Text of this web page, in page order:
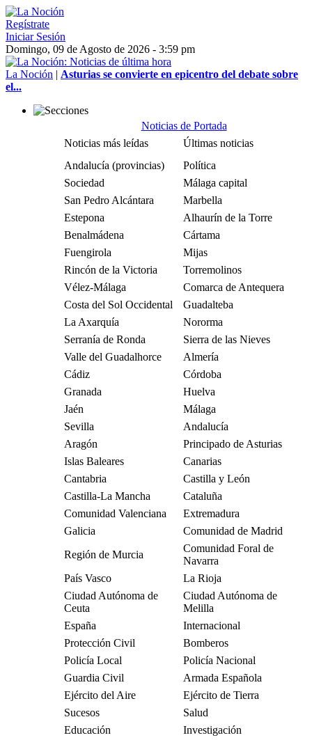
Regístrate
Iniciar Sesión
Domingo, 09 de Agosto de 2026 - 3:59 pm
La Noción | Asturias se convierte en epicentro del debate sobre
el...
Noticias de Portada
Noticias más leídas
Últimas noticias
Andalucía (provincias)
Política
Sociedad
Málaga capital
San Pedro Alcántara
Marbella
Estepona
Alhaurín de la Torre
Benalmádena
Cártama
Fuengirola
Mijas
Rincón de la Victoria
Torremolinos
Vélez-Málaga
Comarca de Antequera
Costa del Sol Occidental
Guadalteba
La Axarquía
Nororma
Serranía de Ronda
Sierra de las Nieves
Valle del Guadalhorce
Almería
Cádiz
Córdoba
Granada
Huelva
Jaén
Málaga
Sevilla
Andalucía
Aragón
Principado de Asturias
Islas Baleares
Canarias
Cantabria
Castilla y León
Castilla-La Mancha
Cataluña
Comunidad Valenciana
Extremadura
Galicia
Comunidad de Madrid
Región de Murcia
Comunidad Foral de
Navarra
País Vasco
La Rioja
Ciudad Autónoma de
Ceuta
Ciudad Autónoma de
Melilla
España
Internacional
Protección Civil
Bomberos
Policía Local
Policía Nacional
Guardia Civil
Armada Española
Ejército del Aire
Ejército de Tierra
Sucesos
Salud
Educación
Investigación